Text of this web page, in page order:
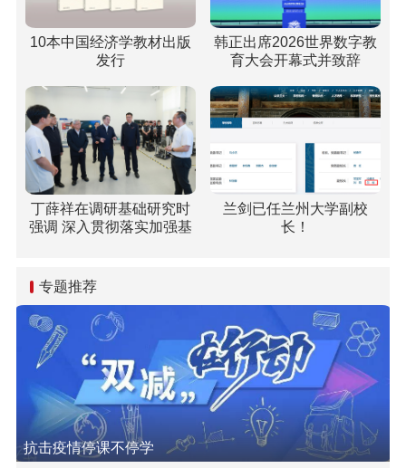
10本中国经济学教材出版
发行
韩正出席2026世界数字教
育大会开幕式并致辞
丁薛祥在调研基础研究时
强调 深入贯彻落实加强基
新能力
兰剑已任兰州大学副校
长！
专题推荐
抗击疫情停课不停学